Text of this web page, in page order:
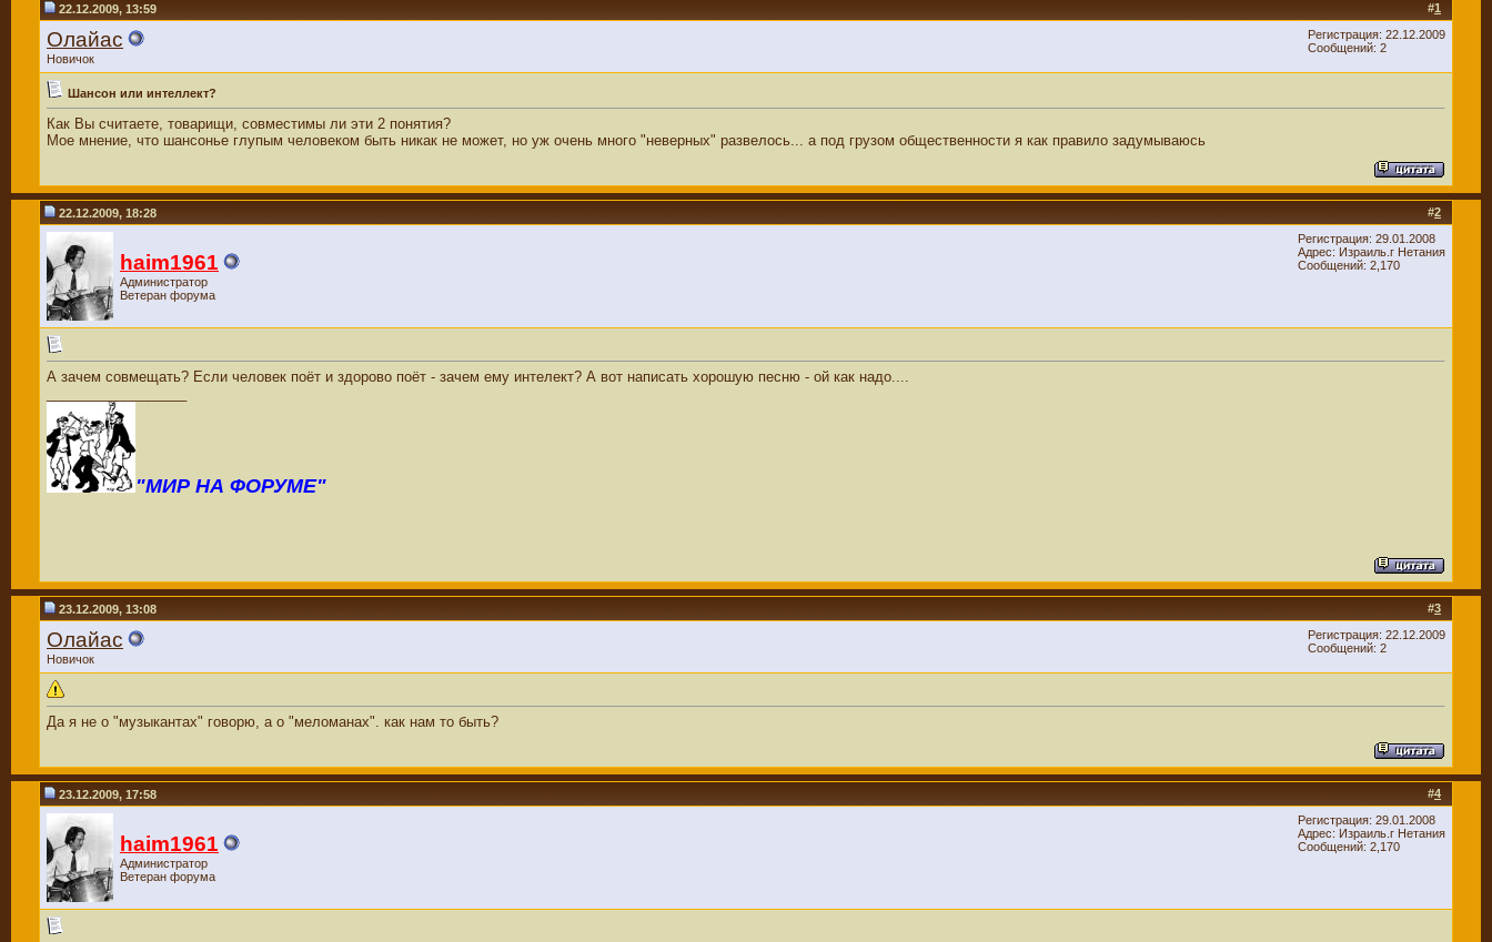
#1
22.12.2009, 13:59
Олайас
Новичок
Регистрация: 22.12.2009
Сообщений: 2
Шансон или интеллект?
Как Вы считаете, товарищи, совместимы ли эти 2 понятия?
Мое мнение, что шансонье глупым человеком быть никак не может, но уж очень много "неверных" развелось... а под грузом общественности я как правило задумываюсь
#2
22.12.2009, 18:28
haim1961
Администратор
Ветеран форума
Регистрация: 29.01.2008
Адрес: Израиль.г Нетания
Сообщений: 2,170
А зачем совмещать? Если человек поёт и здорово поёт - зачем ему интелект? А вот написать хорошую песню - ой как надо....
"МИР НА ФОРУМЕ"
#3
23.12.2009, 13:08
Олайас
Новичок
Регистрация: 22.12.2009
Сообщений: 2
Да я не о "музыкантах" говорю, а о "меломанах". как нам то быть?
#4
23.12.2009, 17:58
haim1961
Администратор
Ветеран форума
Регистрация: 29.01.2008
Адрес: Израиль.г Нетания
Сообщений: 2,170